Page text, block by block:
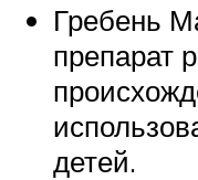
Гребень
препарат
детей.